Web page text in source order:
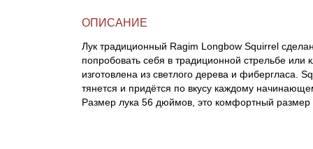
ОПИСАНИЕ
Лук традиционный Ragim Longbow Squirrel
попробовать себя в традиционной стрельбе или
изготовлена из светлого дерева и фибергласа.
тянется и придётся по вкусу каждому
Размер лука 56 дюймов, это комфортный размер
Кликеры для лука